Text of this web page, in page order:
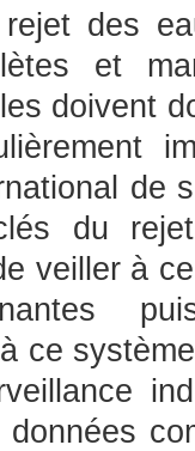
des
et
doivent
de
du
veiller à
ce
données